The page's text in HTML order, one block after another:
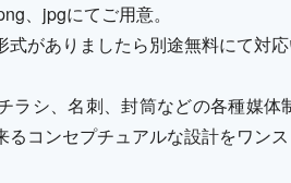
、jpgにてご用意。
がありましたら別途無料にて対応
ラシ、名刺、封筒などの各種媒
コンセプチュアルな設計をワンス